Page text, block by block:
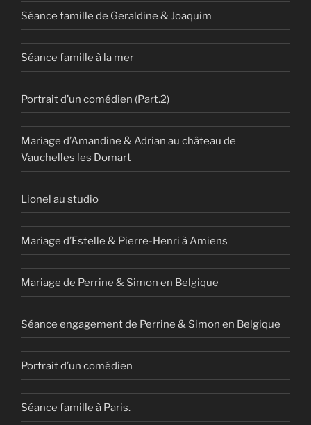
Séance famille de Geraldine & Joaquim
Séance famille à la mer
Portrait d’un comédien (Part.2)
Mariage d’Amandine & Adrian au château de
Vauchelles les Domart
Lionel au studio
Mariage d’Estelle & Pierre-Henri à Amiens
Mariage de Perrine & Simon en Belgique
Séance engagement de Perrine & Simon en Belgique
Portrait d’un comédien
Séance famille à Paris.